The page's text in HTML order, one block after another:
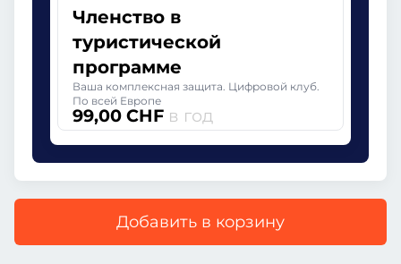
Членство в
туристической
программе
Ваша комплексная защита. Цифровой клуб.
По всей Европе
99,00 CHF в год
Добавить в корзину